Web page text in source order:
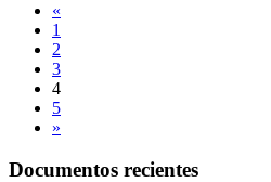
«
1
2
3
4
5
»
Documentos recientes